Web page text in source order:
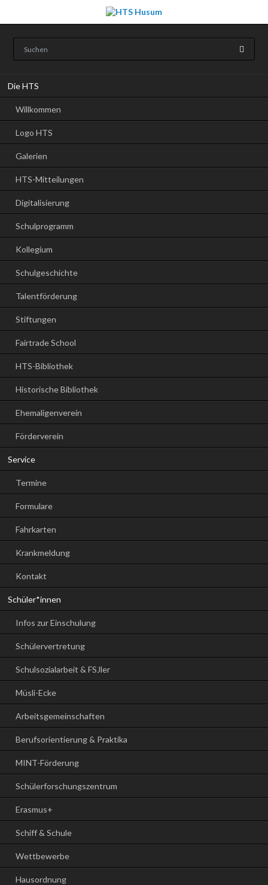
überspringen
Die HTS
Willkommen
Logo HTS
Galerien
HTS-Mitteilungen
Digitalisierung
Schulprogramm
Kollegium
Schulgeschichte
Talentförderung
Stiftungen
Fairtrade School
HTS-Bibliothek
Historische Bibliothek
Ehemaligenverein
Förderverein
Service
Termine
Formulare
Fahrkarten
Krankmeldung
Kontakt
Schüler*innen
Infos zur Einschulung
Schülervertretung
Schulsozialarbeit & FSJler
Müsli-Ecke
Arbeitsgemeinschaften
Berufsorientierung & Praktika
MINT-Förderung
Schülerforschungszentrum
Erasmus+
Schiff & Schule
Wettbewerbe
Hausordnung